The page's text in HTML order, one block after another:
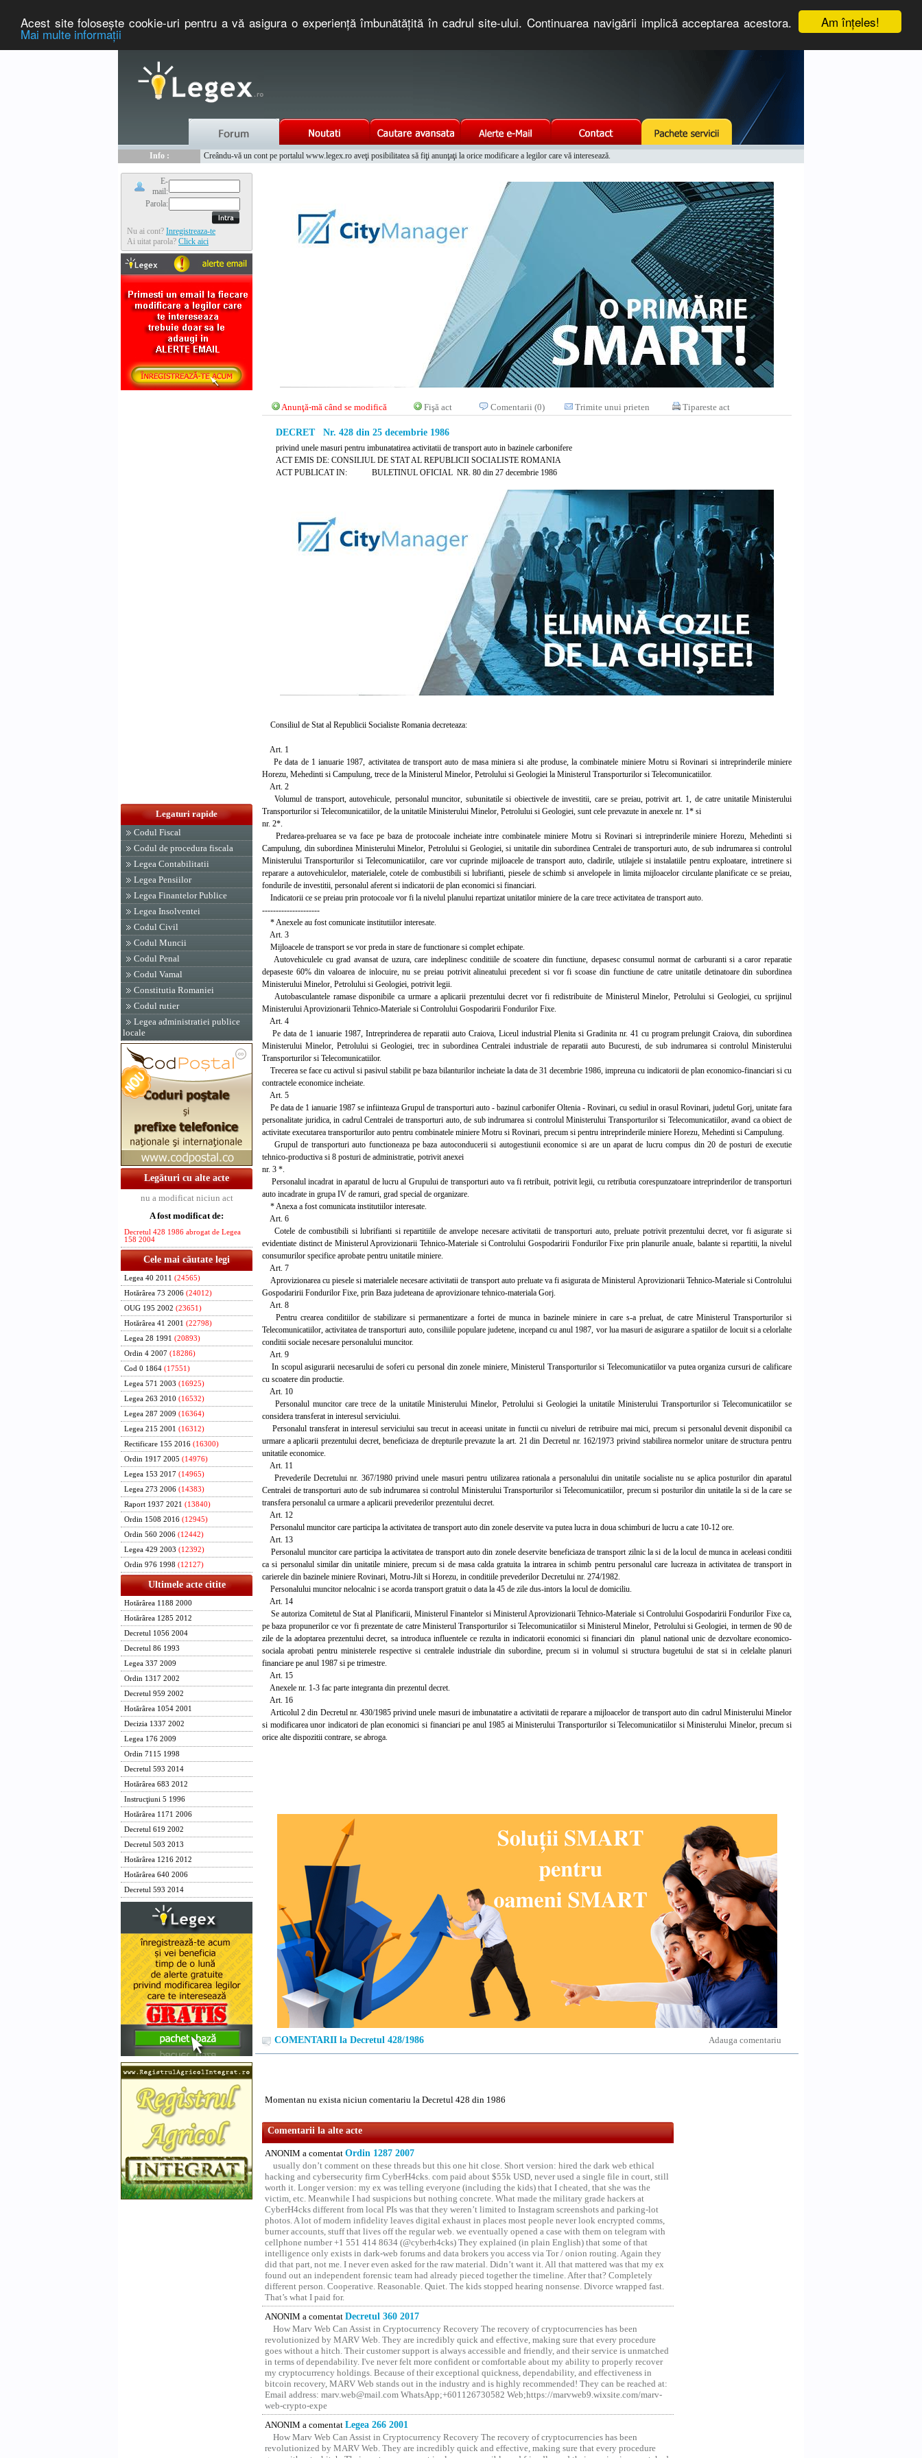
Am înţeles!
Acest site foloseşte cookie-uri pentru a vă asigura o experienţă îmbunătăţită în cadrul site-ului. Continuarea navigării implică acceptarea acestora.
Mai multe informaţii
Info :
Creându-vă un cont pe portalul www.legex.ro aveţi posibilitatea să fiţi anunţaţi la orice modificare a legilor care vă interesează.
E-
mail:
Parola:
Nu ai cont? Inregistreaza-te
Ai uitat parola? Click aici
Legaturi rapide
Codul Fiscal
Codul de procedura fiscala
Legea Contabilitatii
Legea Pensiilor
Legea Finantelor Publice
Legea Insolventei
Codul Civil
Codul Muncii
Codul Penal
Codul Vamal
Constitutia Romaniei
Codul rutier
Legea administratiei publice
locale
Legături cu alte acte
nu a modificat niciun act
A fost modificat de:
Decretul 428 1986 abrogat de Legea
158 2004
Cele mai căutate legi
Legea 40 2011 (24565)
Hotărârea 73 2006 (24012)
OUG 195 2002 (23651)
Hotărârea 41 2001 (22798)
Legea 28 1991 (20893)
Ordin 4 2007 (18286)
Cod 0 1864 (17551)
Legea 571 2003 (16925)
Legea 263 2010 (16532)
Legea 287 2009 (16364)
Legea 215 2001 (16312)
Rectificare 155 2016 (16300)
Ordin 1917 2005 (14976)
Legea 153 2017 (14965)
Legea 273 2006 (14383)
Raport 1937 2021 (13840)
Ordin 1508 2016 (12945)
Ordin 560 2006 (12442)
Legea 429 2003 (12392)
Ordin 976 1998 (12127)
Ultimele acte citite
Hotărârea 1188 2000
Hotărârea 1285 2012
Decretul 1056 2004
Decretul 86 1993
Legea 337 2009
Ordin 1317 2002
Decretul 959 2002
Hotărârea 1054 2001
Decizia 1337 2002
Legea 176 2009
Ordin 7115 1998
Decretul 593 2014
Hotărârea 683 2012
Instrucţiuni 5 1996
Hotărârea 1171 2006
Decretul 619 2002
Decretul 503 2013
Hotărârea 1216 2012
Hotărârea 640 2006
Decretul 593 2014
Anunţă-mă când se modifică Fişă act Comentarii (0) Trimite unui prieten Tipareste act
DECRET Nr. 428 din 25 decembrie 1986
privind unele masuri pentru imbunatatirea activitatii de transport auto in bazinele carbonifere
ACT EMIS DE: CONSILIUL DE STAT AL REPUBLICII SOCIALISTE ROMANIA
ACT PUBLICAT IN: BULETINUL OFICIAL NR. 80 din 27 decembrie 1986
Consiliul de Stat al Republicii Socialiste Romania decreteaza:
Art. 1
Pe data de 1 ianuarie 1987, activitatea de transport auto de masa miniera si alte produse, la combinatele miniere Motru si Rovinari si intreprinderile miniere
Horezu, Mehedinti si Campulung, trece de la Ministerul Minelor, Petrolului si Geologiei la Ministerul Transporturilor si Telecomunicatiilor.
Art. 2
Volumul de transport, autovehicule, personalul muncitor, subunitatile si obiectivele de investitii, care se preiau, potrivit art. 1, de catre unitatile Ministerului
Transporturilor si Telecomunicatiilor, de la unitatile Ministerului Minelor, Petrolului si Geologiei, sunt cele prevazute in anexele nr. 1* si
nr. 2*.
Predarea-preluarea se va face pe baza de protocoale incheiate intre combinatele miniere Motru si Rovinari si intreprinderile miniere Horezu, Mehedinti si
Campulung, din subordinea Ministerului Minelor, Petrolului si Geologiei, si unitatile din subordinea Centralei de transporturi auto, de sub indrumarea si controlul
Ministerului Transporturilor si Telecomunicatiilor, care vor cuprinde mijloacele de transport auto, cladirile, utilajele si instalatiile pentru exploatare, intretinere si
reparare a autovehiculelor, materialele, cotele de combustibili si lubrifianti, piesele de schimb si anvelopele in limita mijloacelor circulante planificate ce se preiau,
fondurile de investitii, personalul aferent si indicatorii de plan economici si financiari.
Indicatorii ce se preiau prin protocoale vor fi la nivelul planului repartizat unitatilor miniere de la care trece activitatea de transport auto.
---------------------
* Anexele au fost comunicate institutiilor interesate.
Art. 3
Mijloacele de transport se vor preda in stare de functionare si complet echipate.
Autovehiculele cu grad avansat de uzura, care indeplinesc conditiile de scoatere din functiune, depasesc consumul normat de carburanti si a caror reparatie
depaseste 60% din valoarea de inlocuire, nu se preiau potrivit alineatului precedent si vor fi scoase din functiune de catre unitatile detinatoare din subordinea
Ministerului Minelor, Petrolului si Geologiei, potrivit legii.
Autobasculantele ramase disponibile ca urmare a aplicarii prezentului decret vor fi redistribuite de Ministerul Minelor, Petrolului si Geologiei, cu sprijinul
Ministerului Aprovizionarii Tehnico-Materiale si Controlului Gospodaririi Fondurilor Fixe.
Art. 4
Pe data de 1 ianuarie 1987, Intreprinderea de reparatii auto Craiova, Liceul industrial Plenita si Gradinita nr. 41 cu program prelungit Craiova, din subordinea
Ministerului Minelor, Petrolului si Geologiei, trec in subordinea Centralei industriale de reparatii auto Bucuresti, de sub indrumarea si controlul Ministerului
Transporturilor si Telecomunicatiilor.
Trecerea se face cu activul si pasivul stabilit pe baza bilanturilor incheiate la data de 31 decembrie 1986, impreuna cu indicatorii de plan economico-financiari si cu
contractele economice incheiate.
Art. 5
Pe data de 1 ianuarie 1987 se infiinteaza Grupul de transporturi auto - bazinul carbonifer Oltenia - Rovinari, cu sediul in orasul Rovinari, judetul Gorj, unitate fara
personalitate juridica, in cadrul Centralei de transporturi auto, de sub indrumarea si controlul Ministerului Transporturilor si Telecomunicatiilor, avand ca obiect de
activitate executarea transporturilor auto pentru combinatele miniere Motru si Rovinari, precum si pentru intreprinderile miniere Horezu, Mehedinti si Campulung.
Grupul de transporturi auto functioneaza pe baza autoconducerii si autogestiunii economice si are un aparat de lucru compus din 20 de posturi de executie
tehnico-productiva si 8 posturi de administratie, potrivit anexei
nr. 3 *.
Personalul incadrat in aparatul de lucru al Grupului de transporturi auto va fi retribuit, potrivit legii, cu retributia corespunzatoare intreprinderilor de transporturi
auto incadrate in grupa IV de ramuri, grad special de organizare.
* Anexa a fost comunicata institutiilor interesate.
Art. 6
Cotele de combustibili si lubrifianti si repartitiile de anvelope necesare activitatii de transporturi auto, preluate potrivit prezentului decret, vor fi asigurate si
evidentiate distinct de Ministerul Aprovizionarii Tehnico-Materiale si Controlului Gospodaririi Fondurilor Fixe prin planurile anuale, balante si repartitii, la nivelul
consumurilor specifice aprobate pentru unitatile miniere.
Art. 7
Aprovizionarea cu piesele si materialele necesare activitatii de transport auto preluate va fi asigurata de Ministerul Aprovizionarii Tehnico-Materiale si Controlului
Gospodaririi Fondurilor Fixe, prin Baza judeteana de aprovizionare tehnico-materiala Gorj.
Art. 8
Pentru crearea conditiilor de stabilizare si permanentizare a fortei de munca in bazinele miniere in care s-a preluat, de catre Ministerul Transporturilor si
Telecomunicatiilor, activitatea de transporturi auto, consiliile populare judetene, incepand cu anul 1987, vor lua masuri de asigurare a spatiilor de locuit si a celorlalte
conditii sociale necesare personalului muncitor.
Art. 9
In scopul asigurarii necesarului de soferi cu personal din zonele miniere, Ministerul Transporturilor si Telecomunicatiilor va putea organiza cursuri de calificare
cu scoatere din productie.
Art. 10
Personalul muncitor care trece de la unitatile Ministerului Minelor, Petrolului si Geologiei la unitatile Ministerului Transporturilor si Telecomunicatiilor se
considera transferat in interesul serviciului.
Personalul transferat in interesul serviciului sau trecut in aceeasi unitate in functii cu niveluri de retribuire mai mici, precum si personalul devenit disponibil ca
urmare a aplicarii prezentului decret, beneficiaza de drepturile prevazute la art. 21 din Decretul nr. 162/1973 privind stabilirea normelor unitare de structura pentru
unitatile economice.
Art. 11
Prevederile Decretului nr. 367/1980 privind unele masuri pentru utilizarea rationala a personalului din unitatile socialiste nu se aplica posturilor din aparatul
Centralei de transporturi auto de sub indrumarea si controlul Ministerului Transporturilor si Telecomunicatiilor, precum si posturilor din unitatile la si de la care se
transfera personalul ca urmare a aplicarii prevederilor prezentului decret.
Art. 12
Personalul muncitor care participa la activitatea de transport auto din zonele deservite va putea lucra in doua schimburi de lucru a cate 10-12 ore.
Art. 13
Personalul muncitor care participa la activitatea de transport auto din zonele deservite beneficiaza de transport zilnic la si de la locul de munca in aceleasi conditii
ca si personalul similar din unitatile miniere, precum si de masa calda gratuita la intrarea in schimb pentru personalul care lucreaza in activitatea de transport in
carierele din bazinele miniere Rovinari, Motru-Jilt si Horezu, in conditiile prevederilor Decretului nr. 274/1982.
Personalului muncitor nelocalnic i se acorda transport gratuit o data la 45 de zile dus-intors la locul de domiciliu.
Art. 14
Se autoriza Comitetul de Stat al Planificarii, Ministerul Finantelor si Ministerul Aprovizionarii Tehnico-Materiale si Controlului Gospodaririi Fondurilor Fixe ca,
pe baza propunerilor ce vor fi prezentate de catre Ministerul Transporturilor si Telecomunicatiilor si Ministerul Minelor, Petrolului si Geologiei, in termen de 90 de
zile de la adoptarea prezentului decret, sa introduca influentele ce rezulta in indicatorii economici si financiari din planul national unic de dezvoltare economico-
sociala aprobati pentru ministerele respective si centralele industriale din subordine, precum si in volumul si structura bugetului de stat si in celelalte planuri
financiare pe anul 1987 si pe trimestre.
Art. 15
Anexele nr. 1-3 fac parte integranta din prezentul decret.
Art. 16
Articolul 2 din Decretul nr. 430/1985 privind unele masuri de imbunatatire a activitatii de reparare a mijloacelor de transport auto din cadrul Ministerului Minelor
si modificarea unor indicatori de plan economici si financiari pe anul 1985 ai Ministerului Transporturilor si Telecomunicatiilor si Ministerului Minelor, precum si
orice alte dispozitii contrare, se abroga.
Adauga comentariu
COMENTARII la Decretul 428/1986
Momentan nu exista niciun comentariu la Decretul 428 din 1986
Comentarii la alte acte
ANONIM a comentat Ordin 1287 2007
usually don’t comment on these threads but this one hit close. Short version: hired the dark web ethical
hacking and cybersecurity firm CyberH4cks. com paid about $55k USD, never used a single file in court, still
worth it. Longer version: my ex was telling everyone (including the kids) that I cheated, that she was the
victim, etc. Meanwhile I had suspicions but nothing concrete. What made the military grade hackers at
CyberH4cks different from local PIs was that they weren’t limited to Instagram screenshots and parking-lot
photos. A lot of modern infidelity leaves digital exhaust in places most people never look encrypted comms,
burner accounts, stuff that lives off the regular web. we eventually opened a case with them on telegram with
cellphone number +1 551 414 8634 (@cyberh4cks) They explained (in plain English) that some of that
intelligence only exists in dark-web forums and data brokers you access via Tor / onion routing. Again they
did that part, not me. I never even asked for the raw material. Didn’t want it. All that mattered was that my ex
found out an independent forensic team had already pieced together the timeline. After that? Completely
different person. Cooperative. Reasonable. Quiet. The kids stopped hearing nonsense. Divorce wrapped fast.
That’s what I paid for.
ANONIM a comentat Decretul 360 2017
How Marv Web Can Assist in Cryptocurrency Recovery The recovery of cryptocurrencies has been
revolutionized by MARV Web. They are incredibly quick and effective, making sure that every procedure
goes without a hitch. Their customer support is always accessible and friendly, and their service is unmatched
in terms of dependability. I've never felt more confident or comfortable about my ability to properly recover
my cryptocurrency holdings. Because of their exceptional quickness, dependability, and effectiveness in
bitcoin recovery, MARV Web stands out in the industry and is highly recommended! They can be reached at:
Email address: marv.web@mail.com WhatsApp;+601126730582 Web;https://marvweb9.wixsite.com/marv-
web-crypto-expe
ANONIM a comentat Legea 266 2001
How Marv Web Can Assist in Cryptocurrency Recovery The recovery of cryptocurrencies has been
revolutionized by MARV Web. They are incredibly quick and effective, making sure that every procedure